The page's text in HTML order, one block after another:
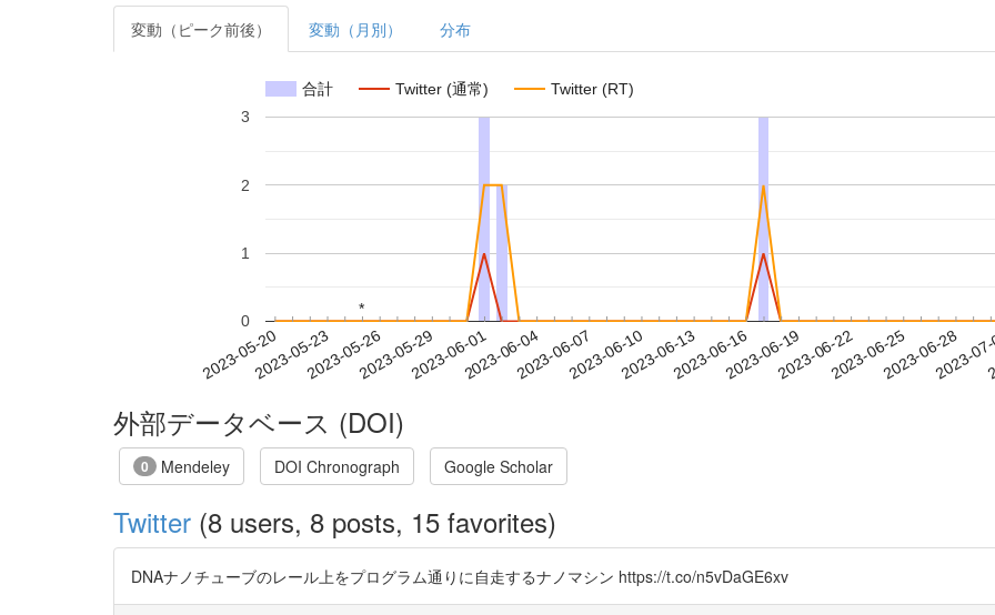
変動（ピーク前後） 変動（月別） 分布
合計 Twitter (通常) Twitter (RT)
2023-05-202023-05-232023-05-262023-05-292023-06-012023-06-042023-06-072023-06-102023-06-132023-06-162023-06-192023-06-222023-06-252023-06-28
2023-
0
1
2
3
*
*
外部データベース (DOI)
0 Mendeley DOI Chronograph Google Scholar
Twitter (8 users, 8 posts, 15 favorites)
DNAナノチューブのレール上をプログラム通りに自走するナノマシン https://t.co/n5vDaGE6xv